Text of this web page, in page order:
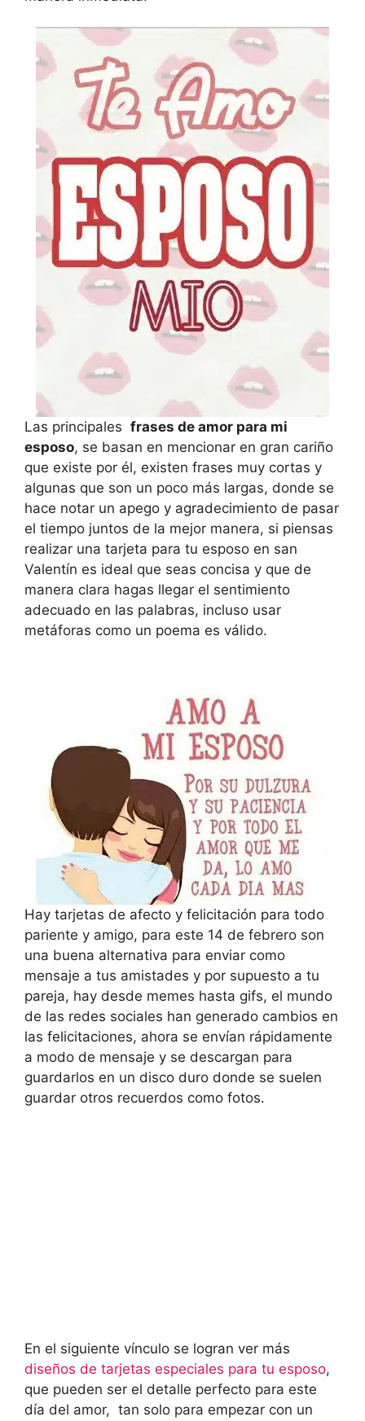
Las principales frases de amor para mi
esposo, se basan en mencionar en gran cariño
que existe por él, existen frases muy cortas y
algunas que son un poco más largas, donde se
hace notar un apego y agradecimiento de pasar
el tiempo juntos de la mejor manera, si piensas
realizar una tarjeta para tu esposo en san
Valentín es ideal que seas concisa y que de
manera clara hagas llegar el sentimiento
adecuado en las palabras, incluso usar
metáforas como un poema es válido.
Hay tarjetas de afecto y felicitación para todo
pariente y amigo, para este 14 de febrero son
una buena alternativa para enviar como
mensaje a tus amistades y por supuesto a tu
pareja, hay desde memes hasta gifs, el mundo
de las redes sociales han generado cambios en
las felicitaciones, ahora se envían rápidamente
a modo de mensaje y se descargan para
guardarlos en un disco duro donde se suelen
guardar otros recuerdos como fotos.
En el siguiente vínculo se logran ver más
diseños de tarjetas especiales para tu esposo,
que pueden ser el detalle perfecto para este
día del amor, tan solo para empezar con un